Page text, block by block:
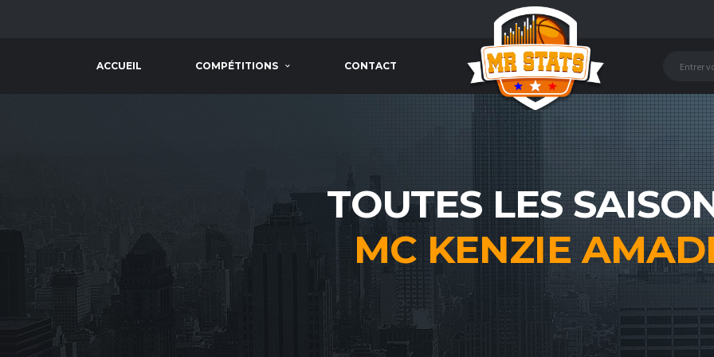
ACCUEIL COMPÉTITIONS CONTACT
TOUTES LES
MC KENZIE